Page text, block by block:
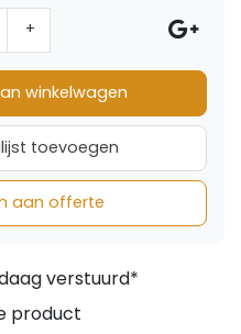
+
winkelwagen
toevoegen
aan offerte
verstuurd*
product